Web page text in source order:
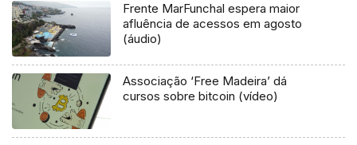
Frente MarFunchal espera maior
afluência de acessos em agosto
(áudio)
Associação ‘Free Madeira’ dá
cursos sobre bitcoin (vídeo)